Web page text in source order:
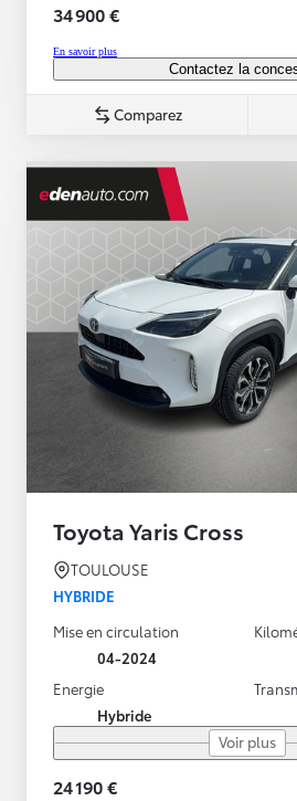
34 900 €
En savoir plus
Contactez la
Comparez
Toyota Yaris Cross
TOULOUSE
HYBRIDE
Mise en circulation
04-2024
Energie
Hybride
Voir plus
24 190 €